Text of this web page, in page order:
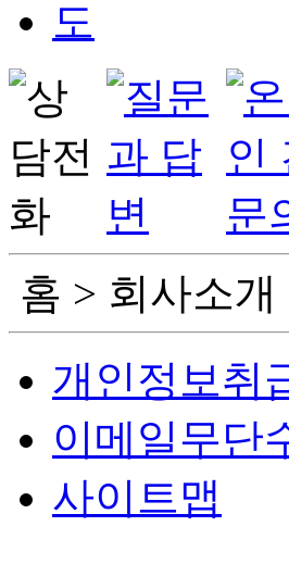
홈 > 회사소
개인정보취
이메일무단
사이트맵